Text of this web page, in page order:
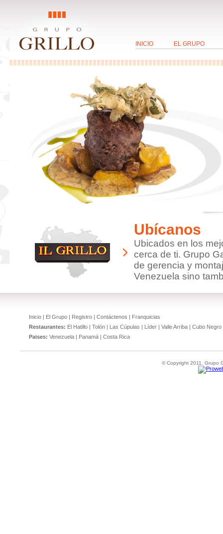
INICIO EL GRUPO
Ubícanos
Ubicados en los
cerca de ti. Grupo
de gerencia y
Venezuela sino
Inicio | El Grupo | Registro | Contáctenos | Franquicias
Restaurantes: El Hatillo | Tolón | Las Cúpulas | Líder | Valle Arriba | Cubo Negro
Paises: Venezuela | Panamá | Costa Rica
© Copyright 2011. Grupo